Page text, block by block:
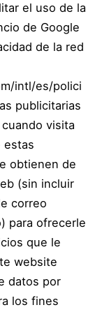
el uso de la
de Google
de la red
intl/es/polici
publicitarias
visita
estas
obtienen de
(sin incluir
correo
para ofrecerle
que le
website
datos por
los fines